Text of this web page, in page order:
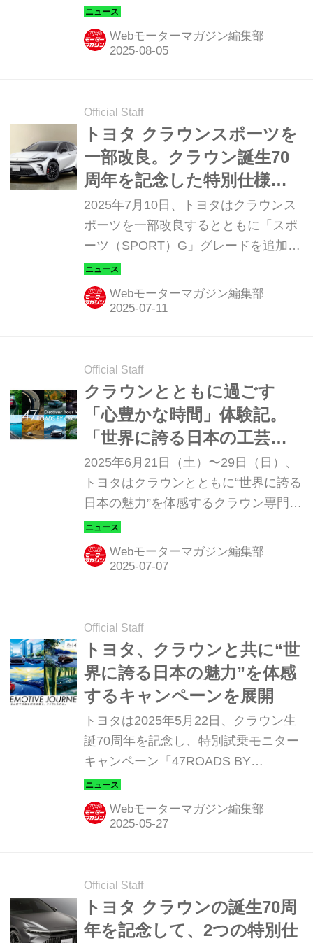
ード セレクションズ（UPGRADE
SELECTIONS）by KINTO ファクトリ
ー」にて、クラウン70周年特別仕様車
リアを好みのカラーに変更できる「イ
ンテリアカラー カスタマイズ」を、同
年8月6日よりクラウン クロスオーバー
／クラウン スポーツから提供を開始す
る。
Webモーターマガジン編集部
Official Staff
トヨタ クラウンスポーツを
一部改良。クラウン誕生70
周年を記念した特別仕様車
も設定
2025年7月10日、トヨタはクラウンス
ポーツを一部改良するとともに「スポ
ーツ（SPORT）G」グレードを追加。
同時に、クラウン誕生70周年を記念し
た特別仕様車を設定し、7月30日に発
売すると発表した。
Webモーターマガジン編集部
Official Staff
クラウンとともに過ごす
「心豊かな時間」体験記。
「世界に誇る日本の工芸に
触れる特別試乗キャンペー
ン」参加者に聞いてみた
2025年6月21日（土）〜29日（日）、
トヨタはクラウンとともに“世界に誇る
日本の魅力”を体感するクラウン専門店
特別試乗モニターキャンペーン
『47ROADS BY CROWN -THE
EMOTIVE JOURNEYS-』の第1期プロ
Webモーターマガジン編集部
Official Staff
トヨタ、クラウンと共に“世
界に誇る日本の魅力”を体感
するキャンペーンを展開
トヨタは2025年5月22日、クラウン生
誕70周年を記念し、特別試乗モニター
キャンペーン「47ROADS BY
CROWN -THE EMOTIVE
JOURNEYS-」を開催することを発表
した。
Webモーターマガジン編集部
Official Staff
トヨタ クラウンの誕生70周
年を記念して、2つの特別仕